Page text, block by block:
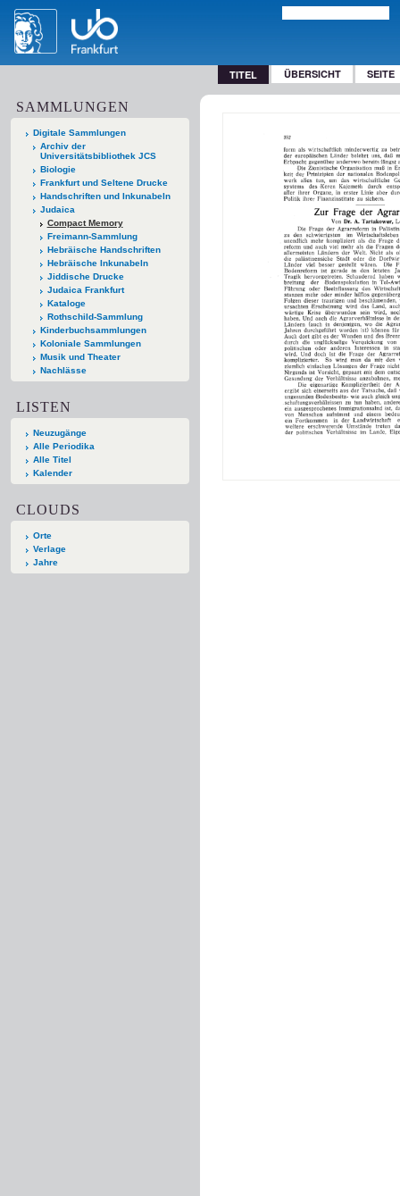
TITEL ÜBERSICHT SEITE
SAMMLUNGEN
Digitale Sammlungen
Archiv der
Universitätsbibliothek JCS
Biologie
Frankfurt und Seltene Drucke
Handschriften und Inkunabeln
Judaica
Compact Memory
Freimann-Sammlung
Hebräische Handschriften
Hebräische Inkunabeln
Jiddische Drucke
Judaica Frankfurt
Kataloge
Rothschild-Sammlung
Kinderbuchsammlungen
Koloniale Sammlungen
Musik und Theater
Nachlässe
LISTEN
Neuzugänge
Alle Periodika
Alle Titel
Kalender
CLOUDS
Orte
Verlage
Jahre